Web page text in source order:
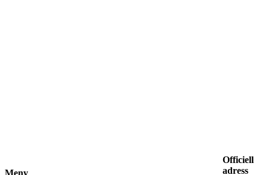
Meny
Officiell
adress